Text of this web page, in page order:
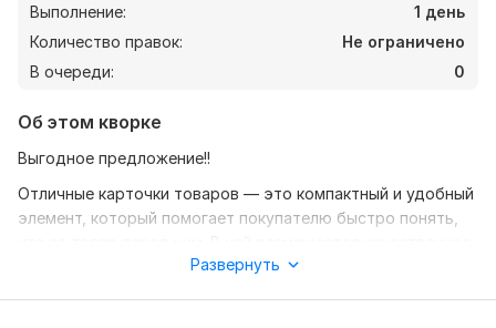
Выполнение:
1 день
Количество правок:
Не ограничено
В очереди:
0
Об этом кворке
Выгодное предложение!!
Отличные карточки товаров — это компактный и удобный
элемент, который помогает покупателю быстро понять,
фото, название, краткое описание, основные
Развернуть